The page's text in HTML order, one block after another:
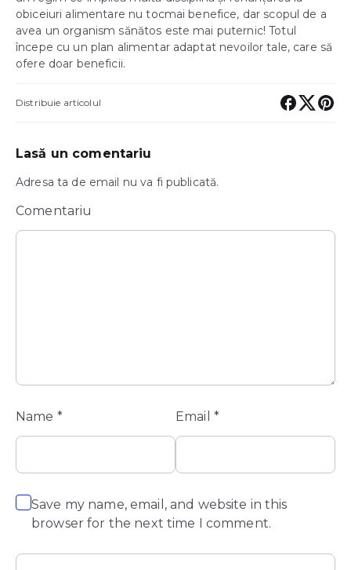
obiceiuri alimentare nu tocmai benefice, dar scopul de a
avea un organism sănătos este mai puternic! Totul
începe cu un plan alimentar adaptat nevoilor tale, care să
ofere doar beneficii.
Distribuie articolul
Lasă un comentariu
Adresa ta de email nu va fi publicată.
Comentariu
Name * Email *
Save my name, email, and website in this
browser for the next time I comment.